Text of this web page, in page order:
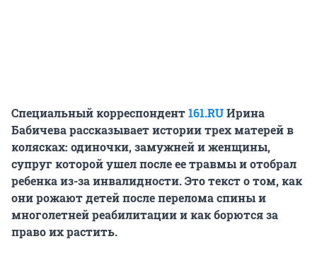
Специальный корреспондент161.RUИрина
Бабичева рассказывает истории трех матерей в
колясках: одиночки, замужней и женщины,
супруг которой ушел после ее травмы и отобрал
ребенка из-за инвалидности. Это текст о том, как
они рожают детей после перелома спины и
многолетней реабилитации и как борются за
право их растить.